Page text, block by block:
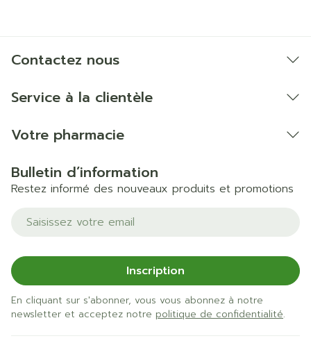
Contactez nous
Service à la clientèle
Votre pharmacie
Bulletin d’information
Restez informé des nouveaux produits et promotions
Adresse mail
Inscription
En cliquant sur s'abonner, vous vous abonnez à notre
newsletter et acceptez notre politique de confidentialité.